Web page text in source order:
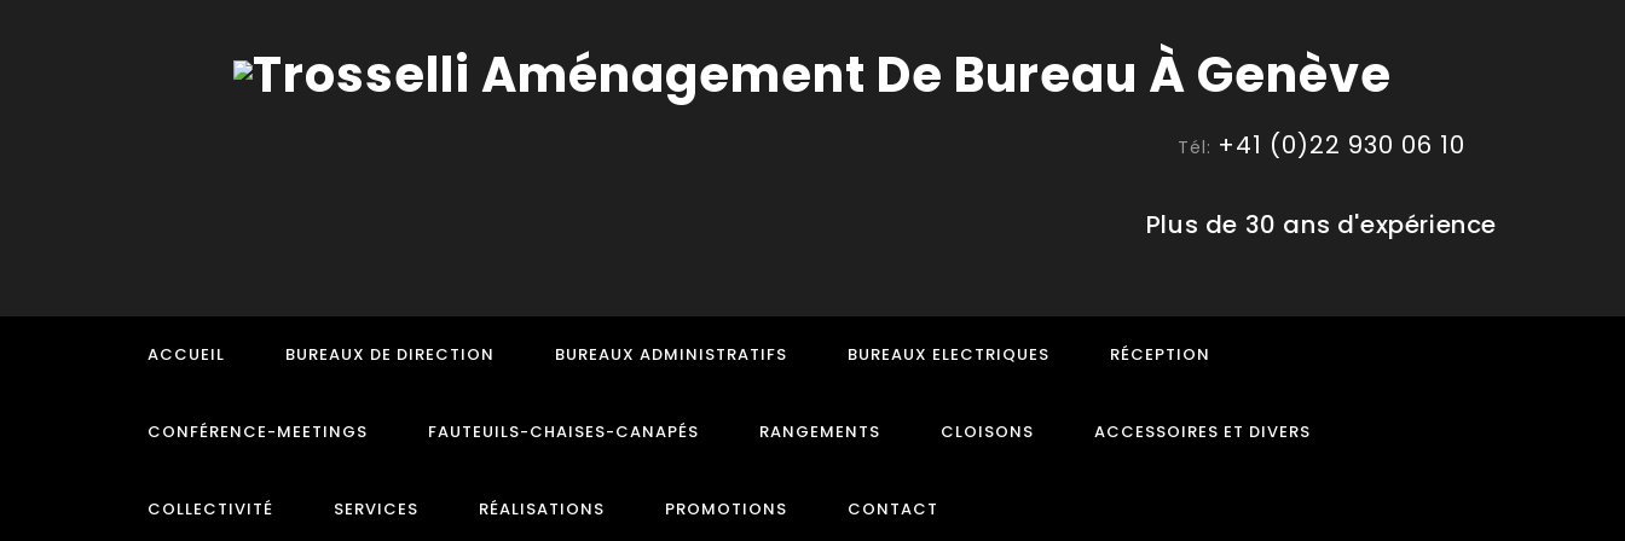
Tél: +41 (0)22 930 06 10
Plus de 30 ans d'expérience
ACCUEIL BUREAUX DE DIRECTION BUREAUX ADMINISTRATIFS BUREAUX ELECTRIQUES RÉCEPTION
CONFÉRENCE-MEETINGS FAUTEUILS-CHAISES-CANAPÉS RANGEMENTS CLOISONS ACCESSOIRES ET DIVERS
COLLECTIVITÉ SERVICES RÉALISATIONS PROMOTIONS CONTACT